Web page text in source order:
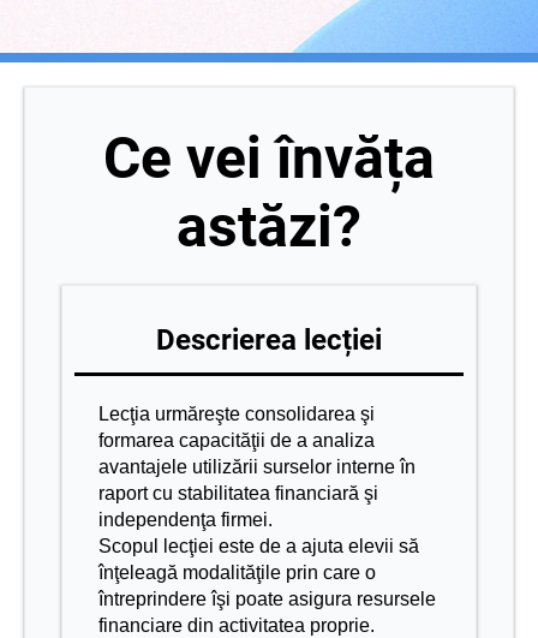
Ce vei învăța
astăzi?
Descrierea lecției
Lecţia urmăreşte consolidarea şi
formarea capacităţii de a analiza
avantajele utilizării surselor interne în
raport cu stabilitatea financiară şi
independenţa firmei.
Scopul lecţiei este de a ajuta elevii să
înţeleagă modalităţile prin care o
întreprindere îşi poate asigura resursele
financiare din activitatea proprie.